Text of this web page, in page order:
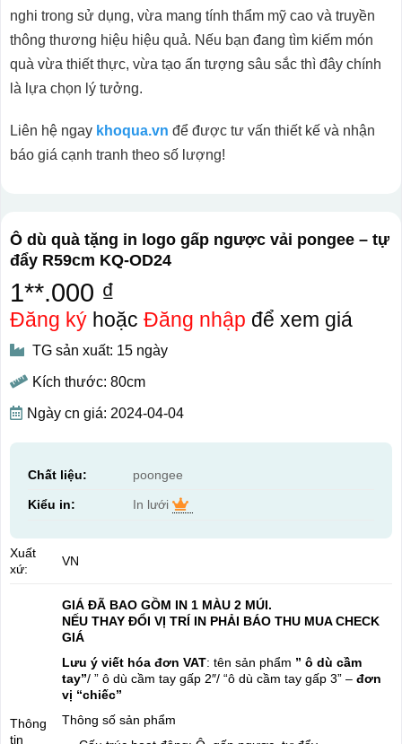
nghi trong sử dụng, vừa mang tính thẩm mỹ cao và truyền
thông thương hiệu hiệu quả. Nếu bạn đang tìm kiếm món
quà vừa thiết thực, vừa tạo ấn tượng sâu sắc thì đây chính
là lựa chọn lý tưởng.
Liên hệ ngay khoqua.vn để được tư vấn thiết kế và nhận
báo giá cạnh tranh theo số lượng!
Ô dù quà tặng in logo gấp ngược vải pongee – tự
đẩy R59cm KQ-OD24
1**.000 ₫
Đăng kýhoặc Đăng nhập để xem giá
TG sản xuất: 15 ngày
Kích thước: 80cm
Ngày cn giá: 2024-04-04
Chất liệu: poongee
Kiểu in: In lưới
Xuất
xứ:
VN
Thông
tin
GIÁ ĐÃ BAO GỒM IN 1 MÀU 2 MÚI.
NẾU THAY ĐỔI VỊ TRÍ IN PHẢI BÁO THU MUA CHECK
GIÁ
Lưu ý viết hóa đơn VAT: tên sản phẩm ” ô dù cầm
tay”/ ” ô dù cầm tay gấp 2″/ “ô dù cầm tay gấp 3” – đơn
vị “chiếc”
Thông số sản phẩm